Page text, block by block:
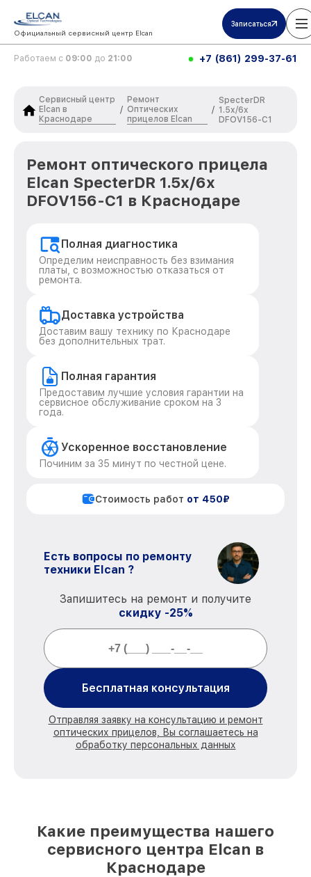
Официальный сервисный центр Elcan
Записаться
Работаем с 09:00 до 21:00 +7 (861) 299-37-61
Сервисный центр
Elcan в
Краснодаре
/
Ремонт
Оптических
прицелов Elcan
/
SpecterDR
1.5x/6x
DFOV156-C1
Ремонт оптического прицела
Elcan SpecterDR 1.5x/6x
DFOV156-C1 в Краснодаре
Полная диагностика
Определим неисправность без взимания
платы, с возможностью отказаться от
ремонта.
Доставка устройства
Доставим вашу технику по Краснодаре
без дополнительных трат.
Полная гарантия
Предоставим лучшие условия гарантии на
сервисное обслуживание сроком на 3
года.
Ускоренное восстановление
Починим за 35 минут по честной цене.
Стоимость работ от 450₽
Есть вопросы по ремонту
техники Elcan ?
Запишитесь на ремонт и получите
скидку -25%
Бесплатная консультация
Отправляя заявку на консультацию и ремонт
оптических прицелов, Вы соглашаетесь на
обработку персональных данных
Какие преимущества нашего
сервисного центра Elcan в
Краснодаре